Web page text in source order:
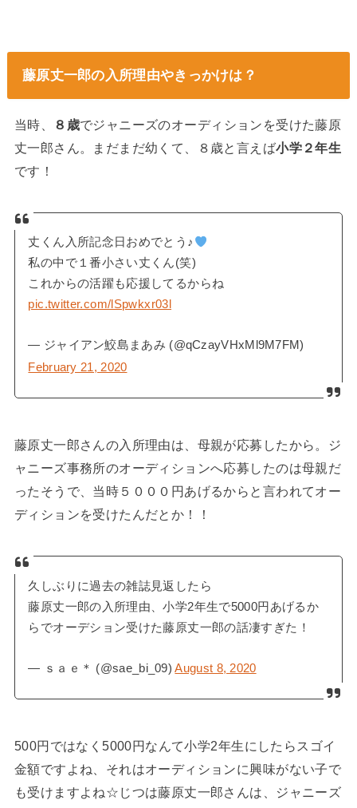
藤原丈一郎の入所理由やきっかけは？
当時、 ８歳でジャニーズのオーディションを受けた藤原
丈一郎さん。まだまだ幼くて、８歳と言えば小学２年生
です！
丈くん入所記念日おめでとう♪
私の中で１番小さい丈くん(笑)
これからの活躍も応援してるからね
pic.twitter.com/lSpwkxr03l
— ジャイアン鮫島まあみ (@qCzayVHxMl9M7FM)
February 21, 2020
藤原丈一郎さんの入所理由は、母親が応募したから。ジ
ャニーズ事務所のオーディションへ応募したのは母親だ
ったそうで、当時５０００円あげるからと言われてオー
ディションを受けたんだとか！！
久しぶりに過去の雑誌見返したら
藤原丈一郎の入所理由、小学2年生で5000円あげるか
らでオーデション受けた藤原丈一郎の話凄すぎた！
— ｓａｅ＊ (@sae_bi_09)August 8, 2020
500円ではなく5000円なんて小学2年生にしたらスゴイ
金額ですよね、それはオーディションに興味がない子で
も受けますよね☆じつは藤原丈一郎さんは、ジャニーズ